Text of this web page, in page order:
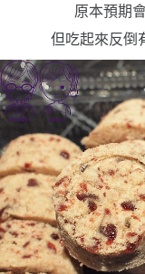
原本預期
但吃起來反倒